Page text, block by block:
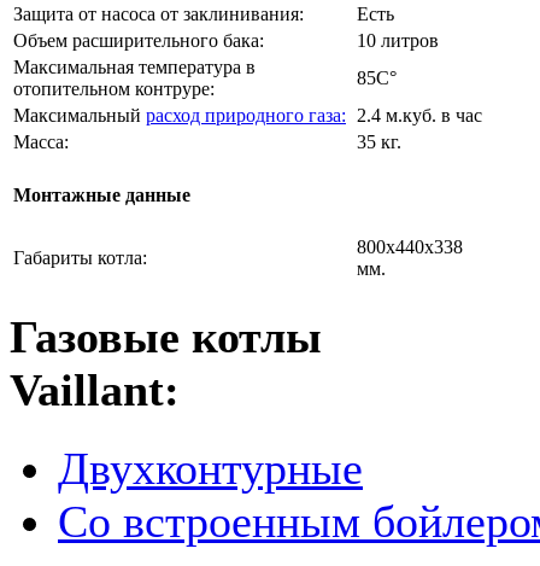
Защита от насоса от заклинивания:
Есть
Объем расширительного бака:
10 литров
Максимальная температура в
отопительном контруре:
85C°
Максимальный расход природного газа: 2.4 м.куб. в час
Масса:
35 кг.
Монтажные данные
Габариты котла:
800х440х338
мм.
Газовые котлы
Vaillant:
Двухконтурные
Со встроенным